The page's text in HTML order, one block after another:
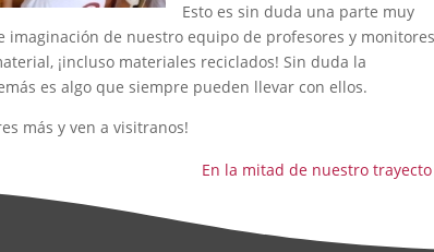
Esto es sin duda una parte muy
de nuestro equipo de profesores y
¡incluso materiales reciclados! Sin duda la
es algo que siempre pueden llevar con ellos.
más y ven a visitranos!
En la mitad de nuestro trayecto